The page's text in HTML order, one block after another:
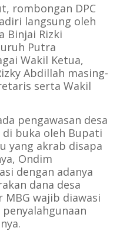
rombongan DPC
langsung oleh
Binjai Rizki
Putra
Wakil Ketua,
Abdillah masing-
serta Wakil
pengawasan desa
di buka oleh Bupati
yang akrab disapa
Ondim
dengan adanya
dana desa
MBG wajib diawasi